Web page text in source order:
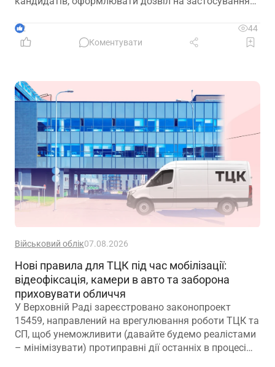
прийняття на роботу
2
44
Коментувати
Військовий облік07.08.2026
Нові правила для ТЦК під час мобілізації:
відеофіксація, камери в авто та заборона
приховувати обличчя
У Верховній Раді зареєстровано законопроект
15459, направлений на врегулювання роботи ТЦК та
СП, щоб унеможливити (давайте будемо реалістами
– мінімізувати) протиправні дії останніх в процесі